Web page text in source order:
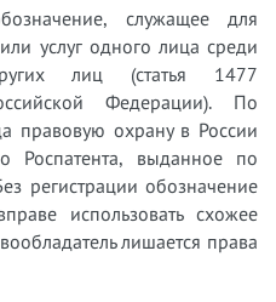
служащее для
услуг одного лица среди
лиц (статья 1477
Федерации). По
правовую охрану в России
Роспатента, выданное по
регистрации обозначение
использовать схожее
лишается права